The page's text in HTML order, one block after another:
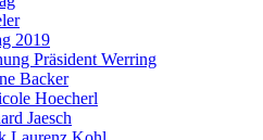
2019
Präsident Werring
Backer
Hoecherl
Jaesch